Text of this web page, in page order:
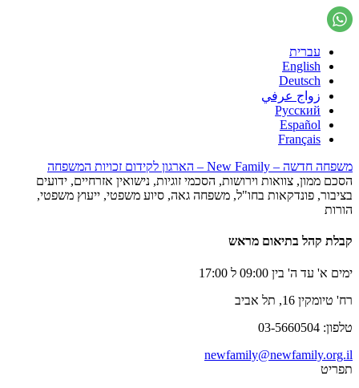
עברית
English
Deutsch
زواج عرفي
Русский
Español
Français
משפחה חדשה – New Family – הארגון לקידום זכויות המשפחה
הסכם ממון, צוואות וירושות, הסכמי זוגיות, נישואין אזרחיים, ידועים
בציבור, פונדקאות בחו"ל, משפחה גאה, סיוע משפטי, ייעוץ משפטי,
הורות
קבלת קהל בתיאום מראש
ימים א' עד ה' בין 09:00 ל 17:00
רח' טיומקין 16, תל אביב
טלפון: 03-5660504
newfamily@newfamily.org.il
תפריט